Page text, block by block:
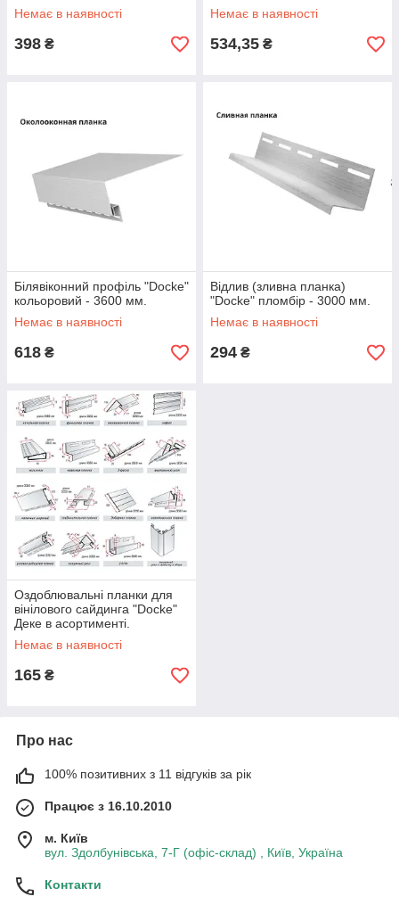
Немає в наявності
398 ₴
Немає в наявності
534,35 ₴
Білявіконний профіль "Docke"
кольоровий - 3600 мм.
Немає в наявності
618 ₴
Відлив (зливна планка)
"Docke" пломбір - 3000 мм.
Немає в наявності
294 ₴
Оздоблювальні планки для
вінілового сайдинга "Docke"
Деке в асортименті.
Немає в наявності
165 ₴
Про нас
100% позитивних з 11 відгуків за рік
Працює з 16.10.2010
м. Київ
вул. Здолбунівська, 7-Г (офіс-склад) , Київ, Україна
Контакти